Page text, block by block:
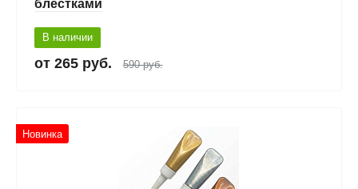
блестками
В наличии
265 руб. 590 руб.
Новинка